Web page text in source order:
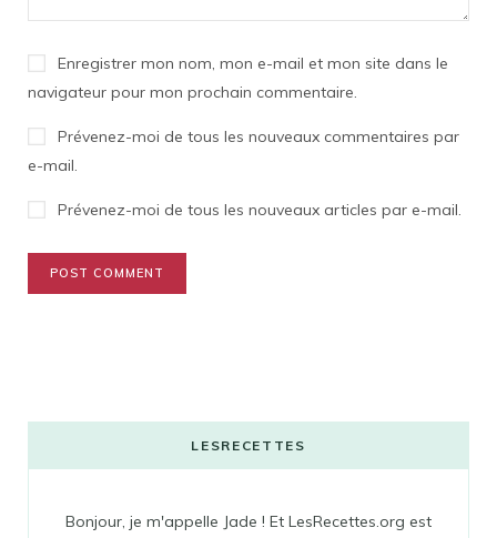
Enregistrer mon nom, mon e-mail et mon site dans le
navigateur pour mon prochain commentaire.
Prévenez-moi de tous les nouveaux commentaires par
e-mail.
Prévenez-moi de tous les nouveaux articles par e-mail.
LESRECETTES
Bonjour, je m'appelle Jade ! Et LesRecettes.org est